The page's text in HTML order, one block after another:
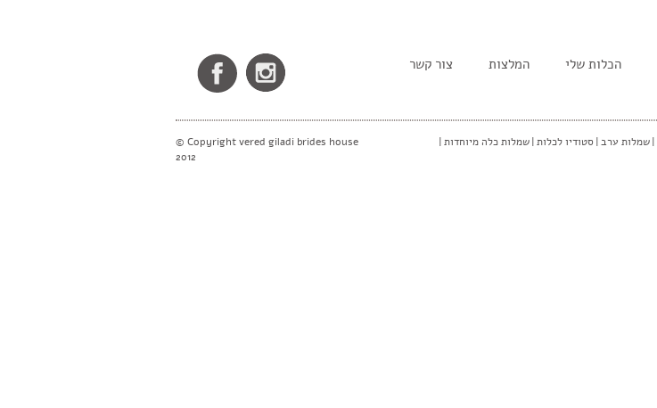
הכלות שלי המלצות צור קשר
© Copyright vered giladi brides house
2012
|שמלות ערב| סטודיו לכלות|שמלות כלה מיוחדות|